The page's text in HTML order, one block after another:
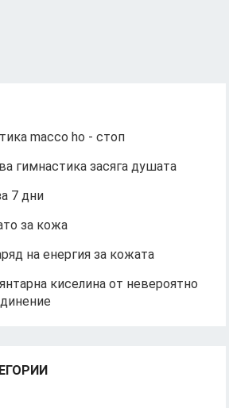
macco ho - стоп
гимнастика засяга душата
7 дни
за кожа
на енергия за кожата
киселина от невероятно